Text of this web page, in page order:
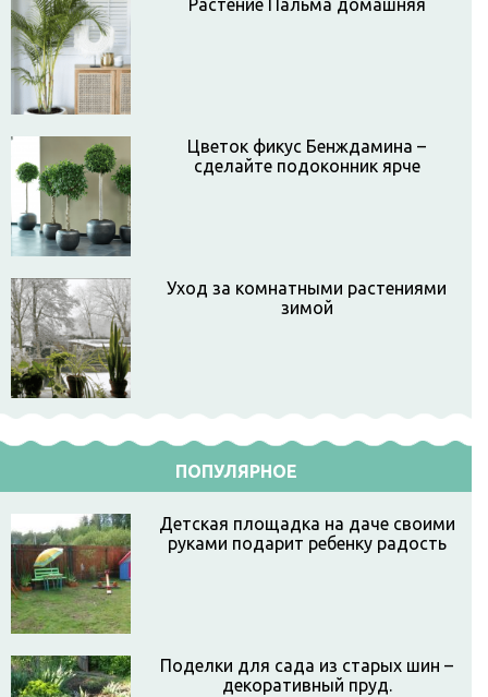
Растение Пальма домашняя
Цветок фикус Бенждамина –
сделайте подоконник ярче
Уход за комнатными растениями
зимой
ПОПУЛЯРНОЕ
Детская площадка на даче своими
руками подарит ребенку радость
Поделки для сада из старых шин –
декоративный пруд.